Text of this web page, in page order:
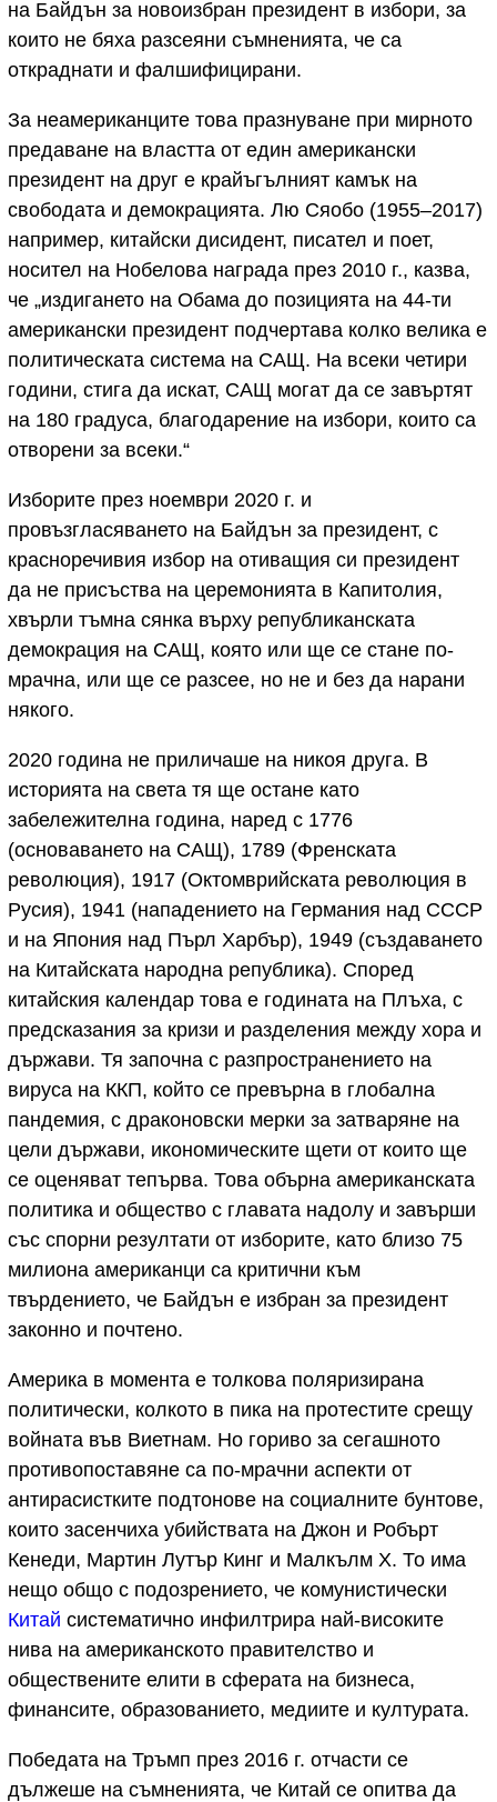
на Байдън за новоизбран президент в избори, за
които не бяха разсеяни съмненията, че са
откраднати и фалшифицирани.
За неамериканците това празнуване при мирното
предаване на властта от един американски
президент на друг е крайъгълният камък на
свободата и демокрацията. Лю Сяобо (1955–2017)
например, китайски дисидент, писател и поет,
носител на Нобелова награда през 2010 г., казва,
че „издигането на Обама до позицията на 44-ти
американски президент подчертава колко велика е
политическата система на САЩ. На всеки четири
години, стига да искат, САЩ могат да се завъртят
на 180 градуса, благодарение на избори, които са
отворени за всеки.“
Изборите през ноември 2020 г. и
провъзгласяването на Байдън за президент, с
красноречивия избор на отиващия си президент
да не присъства на церемонията в Капитолия,
хвърли тъмна сянка върху републиканската
демокрация на САЩ, която или ще се стане по-
мрачна, или ще се разсее, но не и без да нарани
някого.
2020 година не приличаше на никоя друга. В
историята на света тя ще остане като
забележителна година, наред с 1776
(основаването на САЩ), 1789 (Френската
революция), 1917 (Октомврийската революция в
Русия), 1941 (нападението на Германия над СССР
и на Япония над Пърл Харбър), 1949 (създаването
на Китайската народна република). Според
китайския календар това е годината на Плъха, с
предсказания за кризи и разделения между хора и
държави. Тя започна с разпространението на
вируса на ККП, който се превърнa в глобална
пандемия, с драконовски мерки за затваряне на
цели държави, икономическите щети от които ще
се оценяват тепърва. Това обърна американската
политика и общество с главата надолу и завърши
със спорни резултати от изборите, като близо 75
милиона американци са критични към
твърдението, че Байдън е избран за президент
законно и почтено.
Америка в момента е толкова поляризирана
политически, колкото в пика на протестите срещу
войната във Виетнам. Но гориво за сегашното
противопоставяне са по-мрачни аспекти от
антирасистките подтонове на социалните бунтове,
които засенчиха убийствата на Джон и Робърт
Кенеди, Мартин Лутър Кинг и Малкълм Х. То има
нещо общо с подозрението, че комунистически
Китай систематично инфилтрира най-високите
нива на американското правителство и
обществените елити в сферата на бизнеса,
финансите, образованието, медиите и културата.
Победата на Тръмп през 2016 г. отчасти се
дължеше на съмненията, че Китай се опитва да